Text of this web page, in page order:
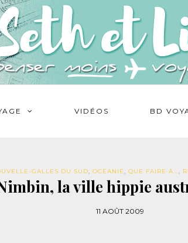
VIDÉOS BD
GALLES DU SUD, OCÉANIE, QUE FAIRE À...,
la ville hippie
11 AOÛT 2009